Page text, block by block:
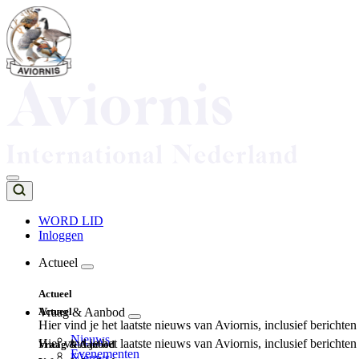
Overslaan
en
naar
de
inhoud
Top
navigation
WORD LID
Inloggen
navigation
Actueel
Actueel
Hier vind je het laatste nieuws van Aviornis, inclusief
Nieuws
Evenementen
Actueel
Hier vind je het laatste nieuws van Aviornis, inclusief
Vraag & Aanbod
Vraag & Aanbod